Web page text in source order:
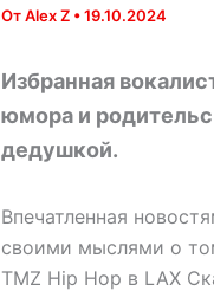
ОтAlex Z •19.10.2024
Избранная
юмора и
дедушкой.
Впечатленная
своими мыслями о
TMZ Hip Hop в LAX